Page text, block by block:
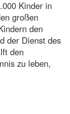
Kinder in
großen
den
der Dienst des
den
zu leben,